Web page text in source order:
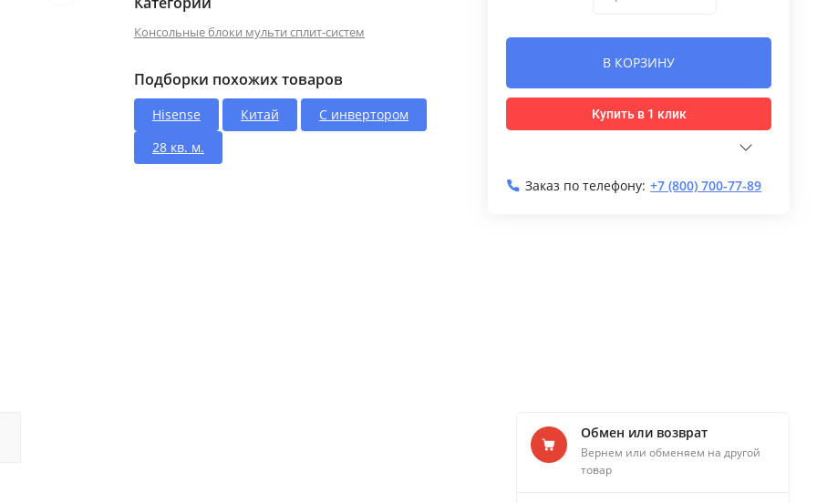
Консольные блоки мульти сплит-систем
Подборки похожих товаров
Hisense Китай
С инвертором
28 кв. м.
В КОРЗИНУ
Купить в 1 клик
Заказ по телефону: +7 (800) 700-77-89
Обмен или возврат
Вернем или обменяем на другой
товар